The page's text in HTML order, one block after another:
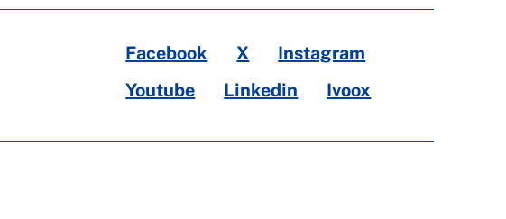
Facebook X
Instagram
Youtube
Linkedin Ivoox